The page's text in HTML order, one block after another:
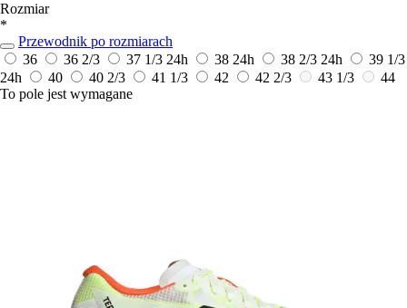
Rozmiar
*
Przewodnik po rozmiarach
36
36 2/3 37 1/3 24h 38 24h 38 2/3 24h
39 1/3
24h
40 40 2/3 41 1/3 42 42 2/3 43 1/3
44
To pole jest wymagane